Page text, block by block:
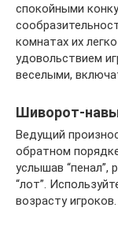
спокойными
комнатах их
удовольствием
веселыми,
Шиворот-
Ведущий
обратном
услышав “пенал”,
“лот”.
возрасту игроков.